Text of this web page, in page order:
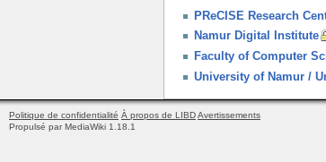
PReCISE Research
Namur Digital Institute
Faculty of Computer
University of Namur /
Politique de confidentialité À propos de LIBDAvertissements
Propulsé par MediaWiki 1.18.1